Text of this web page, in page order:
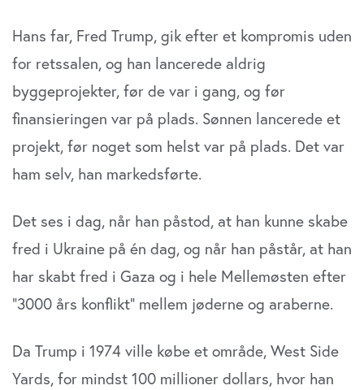
Hans far, Fred Trump, gik efter et kompromis uden
for retssalen, og han lancerede aldrig
byggeprojekter, før de var i gang, og før
finansieringen var på plads. Sønnen lancerede et
projekt, før noget som helst var på plads. Det var
ham selv, han markedsførte.
Det ses i dag, når han påstod, at han kunne skabe
fred i Ukraine på én dag, og når han påstår, at han
har skabt fred i Gaza og i hele Mellemøsten efter
”3000 års konflikt” mellem jøderne og araberne.
Da Trump i 1974 ville købe et område, West Side
Yards, for mindst 100 millioner dollars, hvor han